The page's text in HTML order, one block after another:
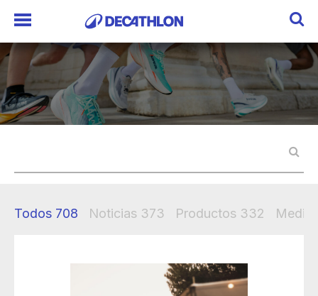
Todos 708 Noticias 373 Productos 332